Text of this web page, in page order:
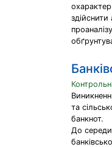
здійснити
та
банкнот.
До